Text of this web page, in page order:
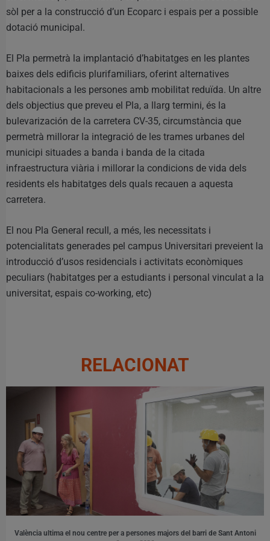
sòl per a la construcció d’un Ecoparc i espais per a possible
dotació municipal.
El Pla permetrà la implantació d’habitatges en les plantes
baixes dels edificis plurifamiliars, oferint alternatives
habitacionals a les persones amb mobilitat reduïda. Un altre
dels objectius que preveu el Pla, a llarg termini, és la
bulevarización de la carretera CV-35, circumstància que
permetrà millorar la integració de les trames urbanes del
municipi situades a banda i banda de la citada
infraestructura viària i millorar la condicions de vida dels
residents els habitatges dels quals recauen a aquesta
carretera.
El nou Pla General recull, a més, les necessitats i
potencialitats generades pel campus Universitari preveient la
introducció d’usos residencials i activitats econòmiques
peculiars (habitatges per a estudiants i personal vinculat a la
universitat, espais co-working, etc)
RELACIONAT
València ultima el nou centre per a persones majors del barri de Sant Antoni